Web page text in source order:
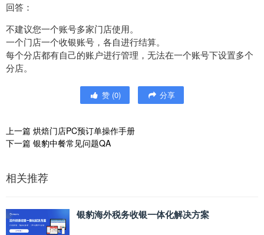
回答：
不建议您一个账号多家门店使用。
一个门店一个收银账号，各自进行结算。
每个分店都有自己的账户进行管理，无法在一个账号下设置多个
分店。
赞 (0) 分享
上一篇 烘焙门店PC预订单操作手册
下一篇 银豹中餐常见问题QA
相关推荐
银豹海外税务收银一体化解决方案